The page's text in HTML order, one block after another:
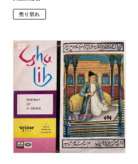
通
常
格
¥2,200
売り切れ
Ghalib
“Portrait
Genius”